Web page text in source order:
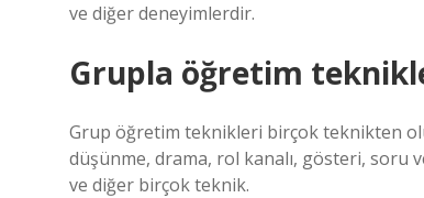
ve diğer deneyimlerdir.
Grupla öğretim
Grup öğretim teknikleri birçok teknikten
düşünme, drama, rol kanalı, gösteri, soru
ve diğer birçok teknik.